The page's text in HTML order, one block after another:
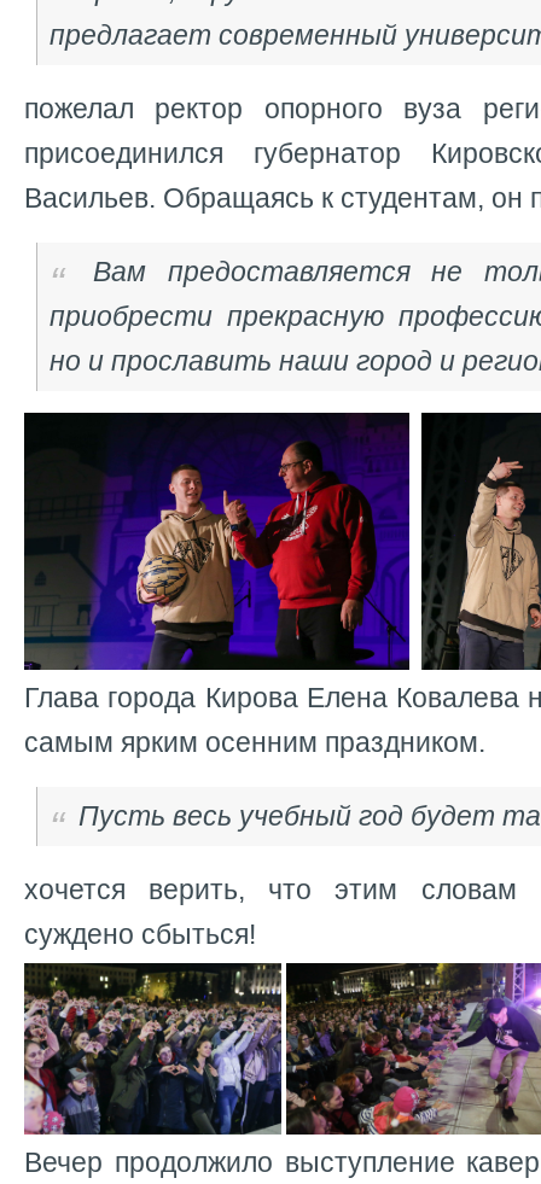
предлагает современный
пожелал ректор опорного вуза
присоединился губернатор
Васильев. Обращаясь к студентам, он
Вам предоставляется не
приобрести прекрасную
но и прославить наши город и
Глава города Кирова Елена Ковалева
самым ярким осенним праздником.
Пусть весь учебный год будет
хочется верить, что этим словам
суждено сбыться!
Вечер продолжило выступление